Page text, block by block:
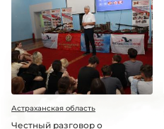
Астраханская область
Честный разговор о